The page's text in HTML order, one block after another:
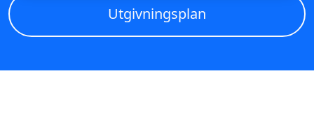
Utgivningsplan